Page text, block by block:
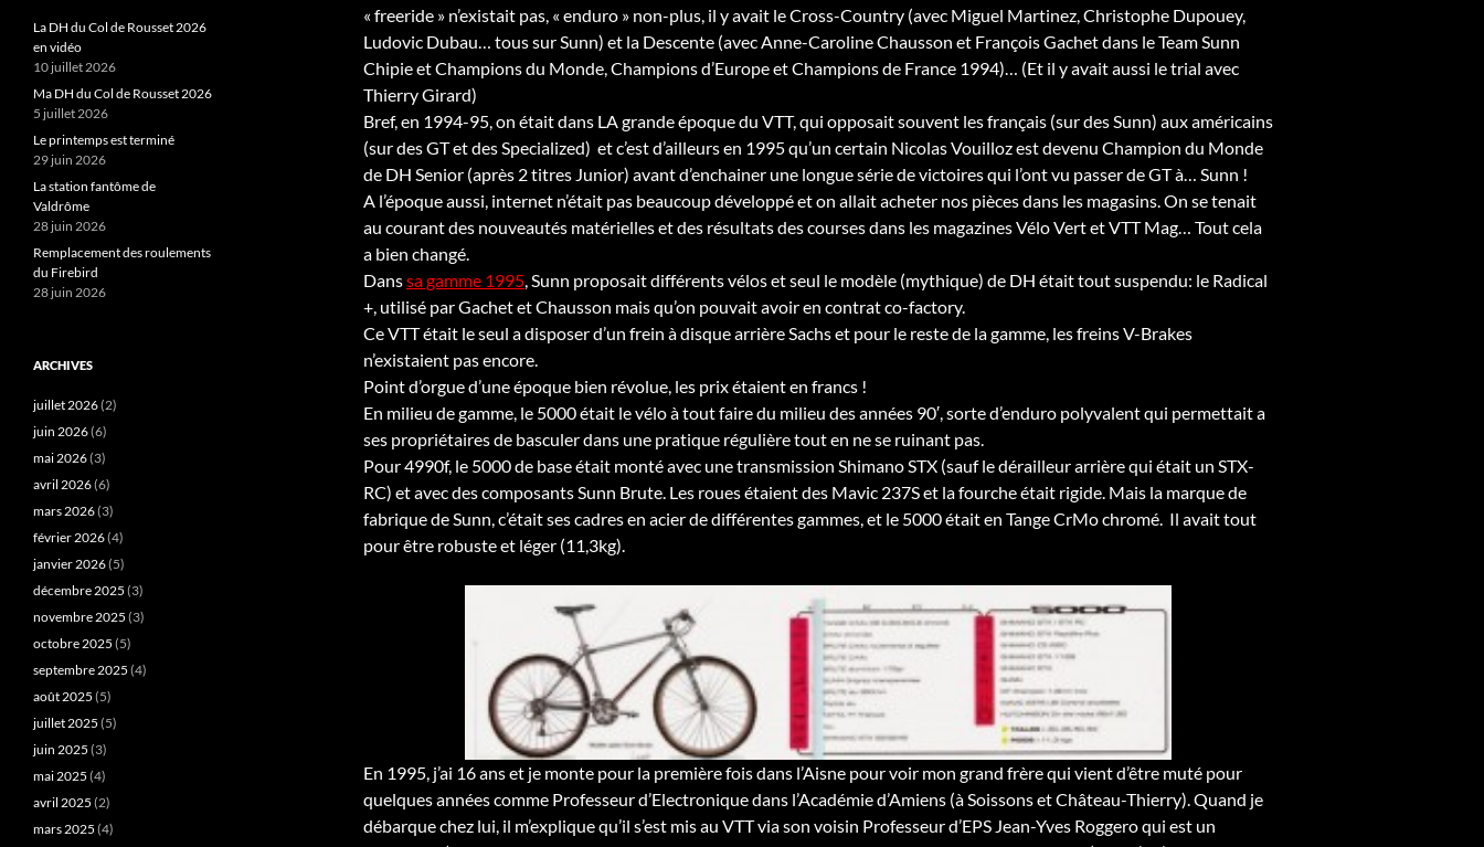
« freeride » n’existait pas, « enduro » non-plus, il y avait le Cross-Country (avec Miguel Martinez, Christophe Dupouey,
Ludovic Dubau… tous sur Sunn) et la Descente (avec Anne-Caroline Chausson et François Gachet dans le Team Sunn
Chipie et Champions du Monde, Champions d’Europe et Champions de France 1994)… (Et il y avait aussi le trial avec
Thierry Girard)
Bref, en 1994-95, on était dans LA grande époque du VTT, qui opposait souvent les français (sur des Sunn) aux américains
(sur des GT et des Specialized) et c’est d’ailleurs en 1995 qu’un certain Nicolas Vouilloz est devenu Champion du Monde
de DH Senior (après 2 titres Junior) avant d’enchainer une longue série de victoires qui l’ont vu passer de GT à… Sunn !
A l’époque aussi, internet n’était pas beaucoup développé et on allait acheter nos pièces dans les magasins. On se tenait
au courant des nouveautés matérielles et des résultats des courses dans les magazines Vélo Vert et VTT Mag… Tout cela
a bien changé.
Danssa gamme 1995, Sunn proposait différents vélos et seul le modèle (mythique) de DH était tout suspendu: le Radical
+, utilisé par Gachet et Chausson mais qu’on pouvait avoir en contrat co-factory.
Ce VTT était le seul a disposer d’un frein à disque arrière Sachs et pour le reste de la gamme, les freins V-Brakes
n’existaient pas encore.
Point d’orgue d’une époque bien révolue, les prix étaient en francs !
En milieu de gamme, le 5000 était le vélo à tout faire du milieu des années 90′, sorte d’enduro polyvalent qui permettait a
ses propriétaires de basculer dans une pratique régulière tout en ne se ruinant pas.
Pour 4990f, le 5000 de base était monté avec une transmission Shimano STX (sauf le dérailleur arrière qui était un STX-
RC) et avec des composants Sunn Brute. Les roues étaient des Mavic 237S et la fourche était rigide. Mais la marque de
fabrique de Sunn, c’était ses cadres en acier de différentes gammes, et le 5000 était en Tange CrMo chromé. Il avait tout
pour être robuste et léger (11,3kg).
En 1995, j’ai 16 ans et je monte pour la première fois dans l’Aisne pour voir mon grand frère qui vient d’être muté pour
quelques années comme Professeur d’Electronique dans l’Académie d’Amiens (à Soissons et Château-Thierry). Quand je
débarque chez lui, il m’explique qu’il s’est mis au VTT via son voisin Professeur d’EPS Jean-Yves Roggero qui est un
La DH du Col de Rousset 2026
en vidéo
10 juillet 2026
Ma DH du Col de Rousset 2026
5 juillet 2026
Le printemps est terminé
29 juin 2026
La station fantôme de
Valdrôme
28 juin 2026
Remplacement des roulements
du Firebird
28 juin 2026
ARCHIVES
juillet 2026(2)
juin 2026(6)
mai 2026(3)
avril 2026(6)
mars 2026(3)
février 2026(4)
janvier 2026(5)
décembre 2025 (3)
novembre 2025 (3)
octobre 2025 (5)
septembre 2025 (4)
août 2025 (5)
juillet 2025 (5)
juin 2025 (3)
mai 2025 (4)
avril 2025 (2)
mars 2025 (4)